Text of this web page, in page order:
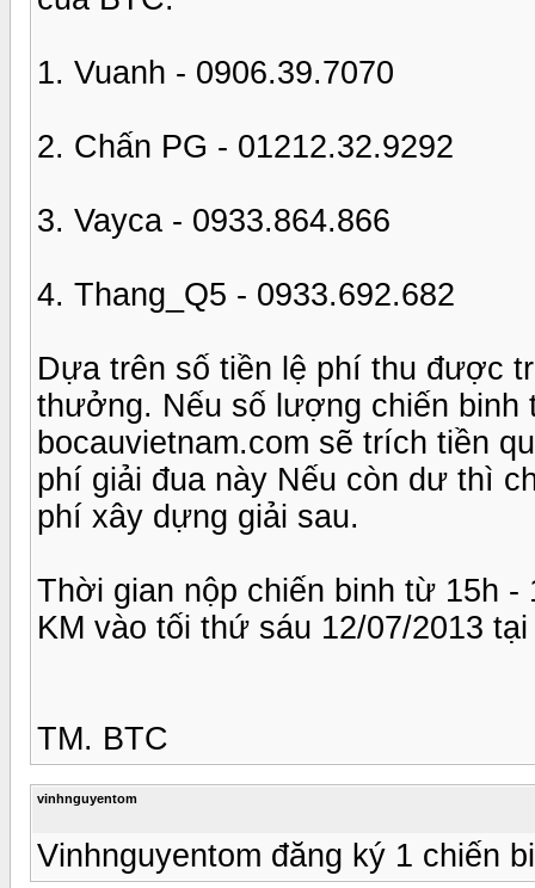
1. Vuanh - 0906.39.7070
2. Chấn PG - 01212.32.9292
3. Vayca - 0933.864.866
4. Thang_Q5 - 0933.692.682
Dựa trên số tiền lệ phí thu được
thưởng. Nếu số lượng chiến binh
bocauvietnam.com sẽ trích tiền
phí giải đua này Nếu còn dư thì
phí xây dựng giải sau.
Thời gian nộp chiến binh từ 15h -
KM vào tối thứ sáu 12/07/2013
TM. BTC
vinhnguyentom
Vinhnguyentom đăng ký 1 chiến